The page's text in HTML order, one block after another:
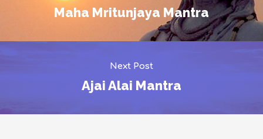
Maha Mritunjaya Mantra
Next Post
Ajai Alai Mantra